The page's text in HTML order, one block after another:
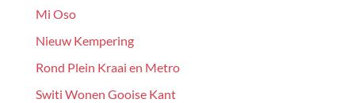
Mi Oso
Nieuw Kempering
Rond Plein Kraai en Metro
Switi Wonen Gooise Kant